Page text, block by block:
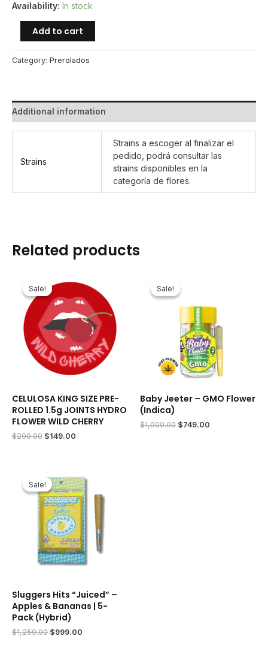
Availability: In stock
Jeeter
–
Orange
(Hybrid)
Add to cart
Category: Prerolados
Additional information
Strains
Strains a escoger al finalizar el
pedido, podrá consultar las
strains disponibles en la
categoría de flores.
Related products
Sale!
Sale!
CELULOSA KING SIZE PRE-
ROLLED 1.5g JOINTS HYDRO
FLOWER WILD CHERRY
$200.00 Original
$149.00
Sale!
Sale!
Baby Jeeter – GMO Flower
(Indica)
$1,000.00 Original
$749.00
Sale!
Sale!
Sluggers Hits “Juiced” –
Apples & Bananas | 5-
Pack (Hybrid)
$1,259.00 Original
$999.00